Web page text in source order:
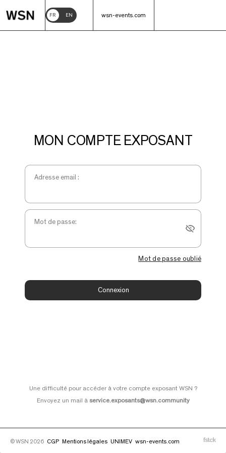
FR EN wsn-events.com
MON COMPTE EXPOSANT
Adresse email :
Mot de passe:
Mot de passe oublié
Connexion
Une difficulté pour accéder à votre compte exposant WSN ?
Envoyez un mail à service.exposants@wsn.community
© WSN 2026 CGP Mentions légales UNIMEV wsn-events.com